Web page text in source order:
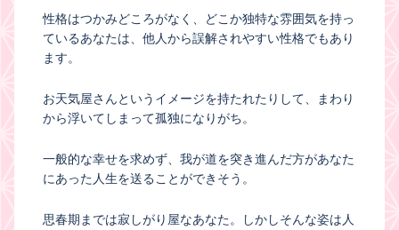
性格はつかみどころがなく、どこか独特な雰囲気を持っ
ているあなたは、他人から誤解されやすい性格でもあり
ます。
お天気屋さんというイメージを持たれたりして、まわり
から浮いてしまって孤独になりがち。
一般的な幸せを求めず、我が道を突き進んだ方があなた
にあった人生を送ることができそう。
思春期までは寂しがり屋なあなた。しかしそんな姿は人